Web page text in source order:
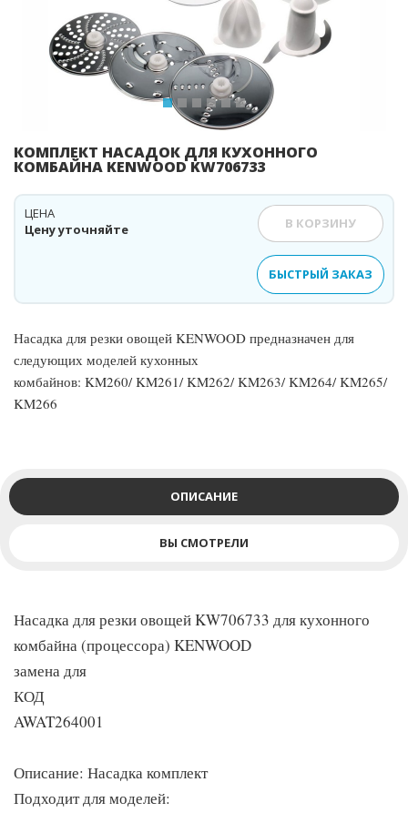
КОМПЛЕКТ НАСАДОК ДЛЯ КУХОННОГО
КОМБАЙНА KENWOOD KW706733
Цену уточняйте
ЦЕНА
В КОРЗИНУ
БЫСТРЫЙ ЗАКАЗ
Насадка для резки овощей KENWOOD предназначен для
следующих моделей кухонных
комбайнов: KM260/ KM261/ KM262/ KM263/ KM264/ KM265/
KM266
ОПИСАНИЕ
ВЫ СМОТРЕЛИ
Насадка для резки овощей KW706733 для кухонного
комбайна (процессора) KENWOOD
замена для
КОД
AWAT264001
Описание: Насадка комплект
Подходит для моделей: